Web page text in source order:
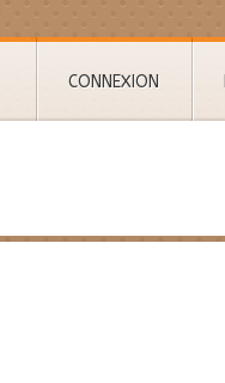
CONNEXION